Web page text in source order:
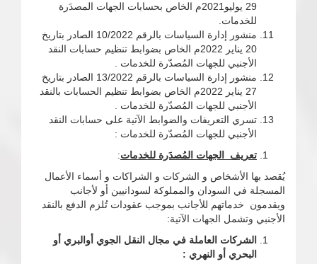
29 يوليو2021م الخاص بحسابات الجهات المصدَرة
للخدمات.
منشور إدارة السياسات بالرقم 10/2022 الصادر بتاريخ
20 يناير 2022م الخاص بضوابط تنظيم حسابات النقد
الأجنبي للجهات المُصدّرة للخدمات .
منشور إدارة السياسات بالرقم 13/2022 الصادر بتاريخ
27 يناير 2022م الخاص بضوابط تنظيم الحسابات بالنقد
الأجنبي للجهات المُصدّرة للخدمات .
تسري التعريفات والضوابط الآتية على حسابات النقد
الأجنبي للجهات المُصدّرة للخدمات :
تعريف الجهات المُصدَرة للخدمات:
يُقصد بها الأشخاص و الشركات و الشراكات و أسماء الأعمال
المسجلة في السودان والمملوكة لسودانيين أو لأجانب
ويقدمون خدماتهم للأجانب بموجب عقودات تُلزم الدفع بالنقد
الأجنبي وتشمل الجهات الآتية:
الشركات العاملة في مجال النقل الجوي أوالبري أو
البحري أو النهري :